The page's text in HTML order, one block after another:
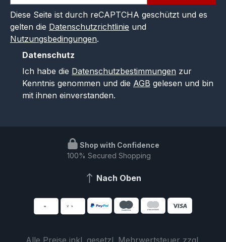
Diese Seite ist durch reCAPTCHA geschützt und es
gelten die Datenschutzrichtlinie und
Nutzungsbedingungen.
Datenschutz
Ich habe die Datenschutzbestimmungen zur
Kenntnis genommen und die AGB gelesen und bin
mit ihnen einverstanden.
Shop with Confidence
100% Secured Shopping
Nach Oben